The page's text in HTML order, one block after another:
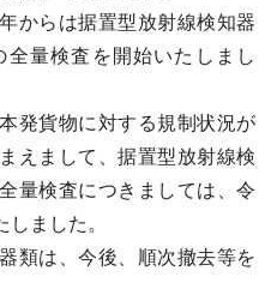
からは据置型放射線検知器
量検査を開始いたしまし
発貨物に対する規制状況が
えまして、据置型放射線検
量検査につきましては、令
ました。
類は、今後、順次撤去等を